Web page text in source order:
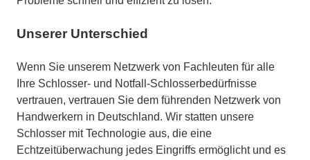
Unserer Unterschied
Wenn Sie unserem Netzwerk von Fachleuten für alle
Ihre Schlosser- und Notfall-Schlosserbedürfnisse
vertrauen, vertrauen Sie dem führenden Netzwerk von
Handwerkern in Deutschland. Wir statten unsere
Schlosser mit Technologie aus, die eine
Echtzeitüberwachung jedes Eingriffs ermöglicht und es